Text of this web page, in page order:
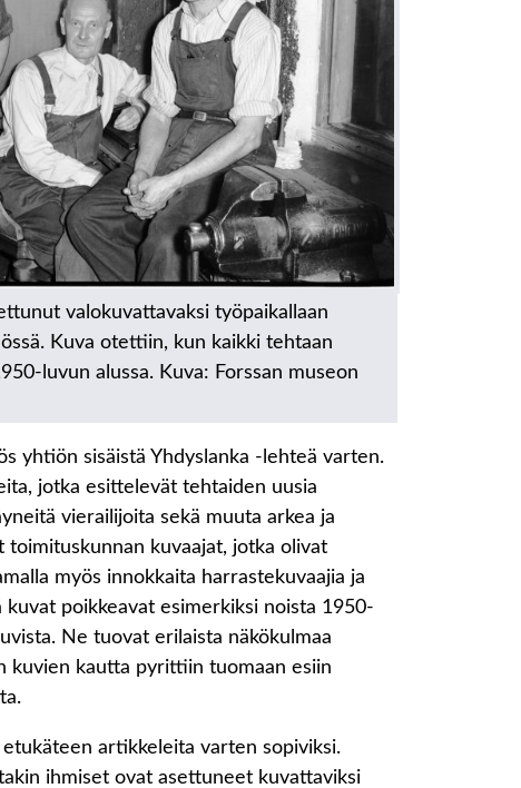
valokuvattavaksi työpaikallaan
Kuva otettiin, kun kaikki tehtaan
luvun alussa. Kuva: Forssan museon
yhtiön sisäistä Yhdyslanka -lehteä varten.
jotka esittelevät tehtaiden uusia
vierailijoita sekä muuta arkea ja
toimituskunnan kuvaajat, jotka olivat
myös innokkaita harrastekuvaajia ja
poikkeavat esimerkiksi noista 1950-
Ne tuovat erilaista näkökulmaa
kuvien kautta pyrittiin tuomaan esiin
artikkeleita varten sopiviksi.
ihmiset ovat asettuneet kuvattaviksi